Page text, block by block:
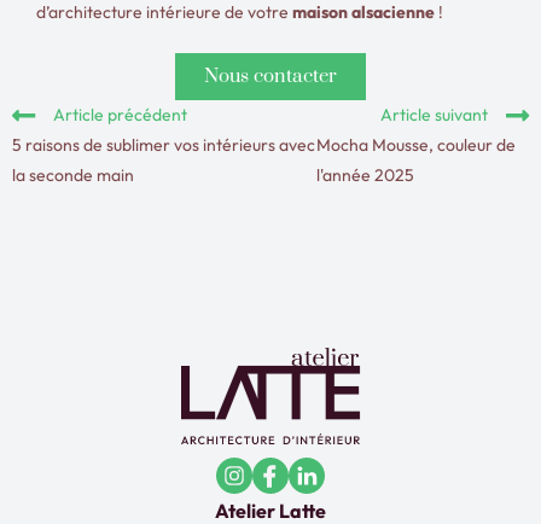
d’architecture intérieure de votre maison alsacienne !
Nous contacter
Article précédent
5 raisons de sublimer vos intérieurs avec
la seconde main
Article suivant
Mocha Mousse, couleur de
l'année 2025
Atelier Latte